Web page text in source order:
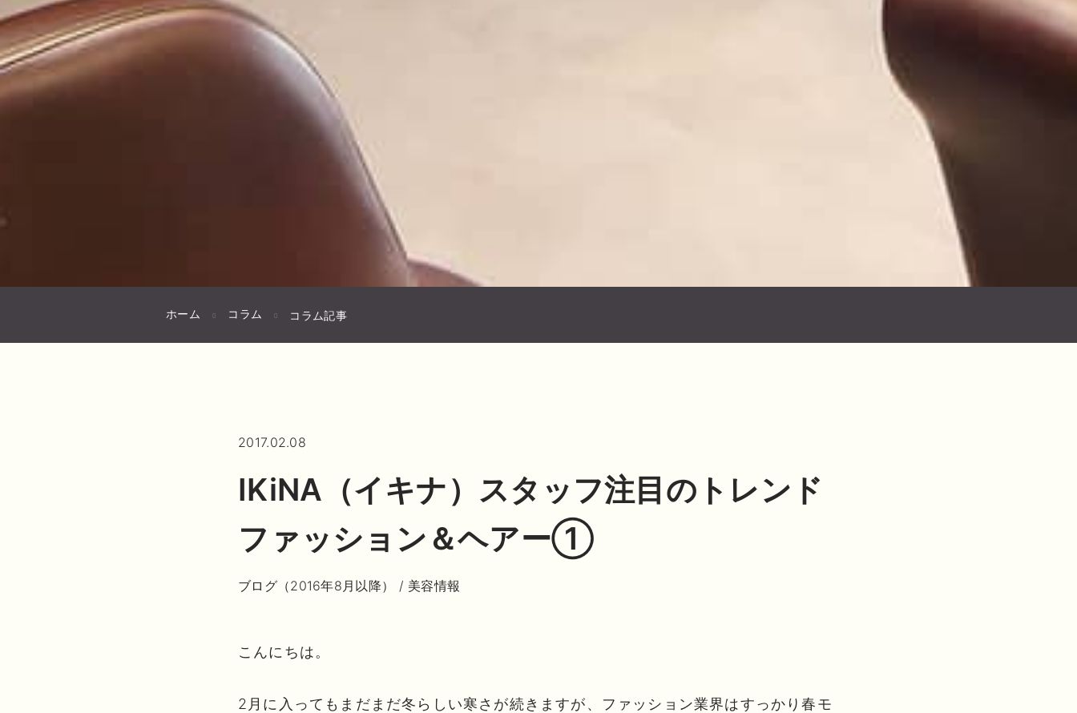
ホーム コラム コラム記事
2017.02.08
IKiNA（イキナ）スタッフ注目のトレンド
ファッション＆ヘアー①
ブログ（2016年8月以降） / 美容情報
こんにちは。
2月に入ってもまだまだ冬らしい寒さが続きますが、ファッション業界はすっかり春モ